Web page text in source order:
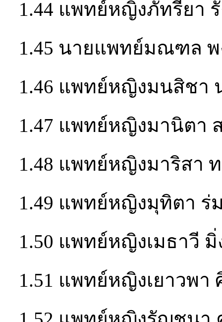
1.44 แพทย์หญิงภัทรียา
1.45 นายแพทย์มณฑล
1.46 แพทย์หญิงมนสิชา
1.47 แพทย์หญิงมานิตา
1.48 แพทย์หญิงมาริสา
1.49 แพทย์หญิงมุทิตา ร่
1.50 แพทย์หญิงเมธาวี
1.51 แพทย์หญิงเยาวพา